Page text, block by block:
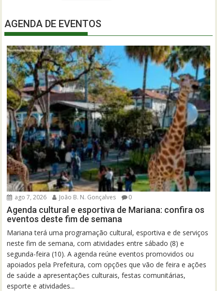
AGENDA DE EVENTOS
ago 7, 2026 João B. N. Gonçalves 0
Agenda cultural e esportiva de Mariana: confira os
eventos deste fim de semana
Mariana terá uma programação cultural, esportiva e de serviços
neste fim de semana, com atividades entre sábado (8) e
segunda-feira (10). A agenda reúne eventos promovidos ou
apoiados pela Prefeitura, com opções que vão de feira e ações
de saúde a apresentações culturais, festas comunitárias,
esporte e atividades...